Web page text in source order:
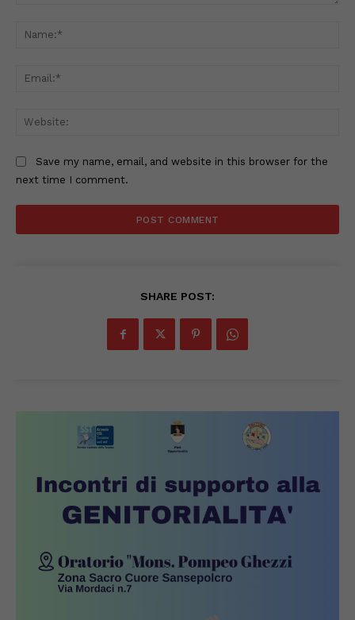
Save my name, email, and website in this browser for the
next time I comment.
SHARE POST: